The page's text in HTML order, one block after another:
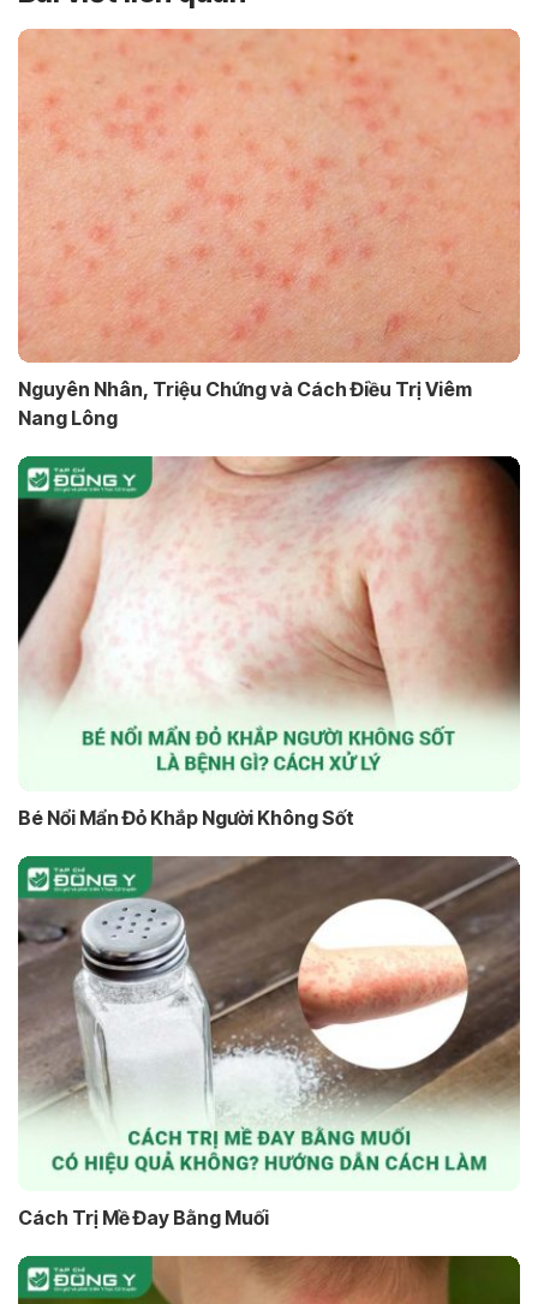
Nguyên Nhân, Triệu Chứng và Cách Điều Trị Viêm
Nang Lông
Bé Nổi Mẩn Đỏ Khắp Người Không Sốt
Cách Trị Mề Đay Bằng Muối